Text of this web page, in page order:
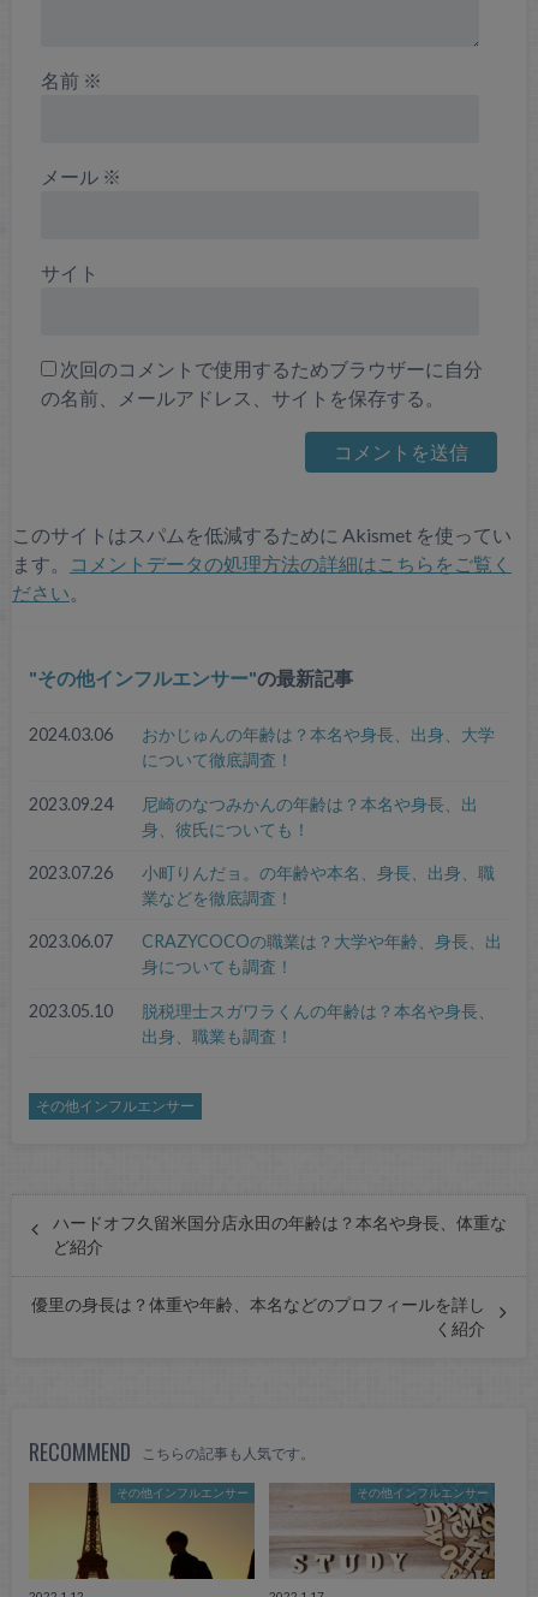
名前 ※
メール ※
サイト
次回のコメントで使用するためブラウザーに自分
の名前、メールアドレス、サイトを保存する。
このサイトはスパムを低減するために Akismet を使ってい
ます。
コメントデータの処理方法の詳細はこちらをご覧く
ださい
その他インフルエンサー の最新記事
2024.03.06
おかじゅんの年齢は？本名や身長、出身、大学
について徹底調査！
2023.09.24
尼崎のなつみかんの年齢は？本名や身長、出
身、彼氏についても！
2023.07.26
小町りんだョ。の年齢や本名、身長、出身、職
業などを徹底調査！
2023.06.07
CRAZYCOCOの職業は？大学や年齢、身長、出
身についても調査！
2023.05.10
脱税理士スガワラくんの年齢は？本名や身長、
出身、職業も調査！
その他インフルエンサー
ハードオフ久留米国分店永田の年齢は？本名や身長、体重な
ど紹介
優里の身長は？体重や年齢、本名などのプロフィールを詳し
く紹介
RECOMMEND こちらの記事も人気です。
その他インフルエンサー その他インフルエンサー